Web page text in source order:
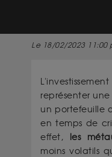
Le 18/02/2023 11:00
représenter
un portefeuille
en temps de
effet,
les
moins volatils